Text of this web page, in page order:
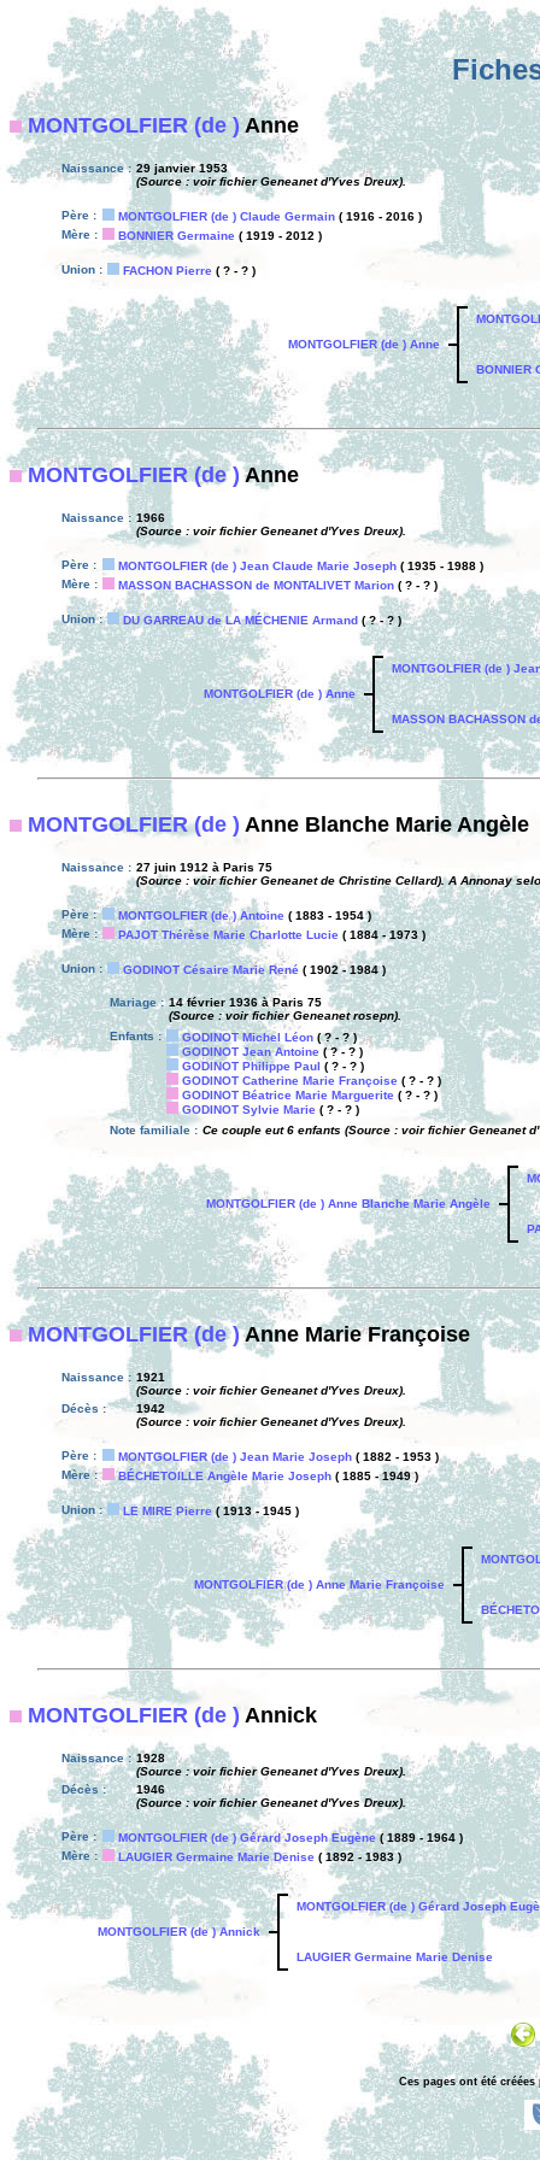
MONTGOLFIER (de )Anne
Naissance : 29 janvier 1953
(Source : voir fichier Geneanet d'Yves Dreux).
Père : MONTGOLFIER (de ) Claude Germain ( 1916 - 2016 )
Mère :
BONNIER Germaine ( 1919 - 2012 )
Union : FACHON Pierre ( ? - ? )
MONTGOLFIER (de ) Anne
BONNIER
MONTGOLFIER (de )Anne
Naissance : 1966
(Source : voir fichier Geneanet d'Yves Dreux).
Père : MONTGOLFIER (de ) Jean Claude Marie Joseph ( 1935 - 1988 )
Mère :
MASSON BACHASSON de MONTALIVET Marion ( ? - ? )
Union : DU GARREAU de LA MÉCHENIE Armand ( ? - ? )
MONTGOLFIER (de ) Anne
MONTGOLFIER (de )
MASSON BACHASSON
MONTGOLFIER (de ) Anne Blanche Marie Angèle
Naissance : 27 juin 1912 à Paris 75
(Source : voir fichier Geneanet de Christine Cellard). A Annonay
Père : MONTGOLFIER (de ) Antoine ( 1883 - 1954 )
Mère :
PAJOT Thérèse Marie Charlotte Lucie ( 1884 - 1973 )
Union : GODINOT Césaire Marie René ( 1902 - 1984 )
Mariage : 14 février 1936 à Paris 75
(Source : voir fichier Geneanet rosepn).
Enfants :
GODINOT Michel Léon ( ? - ? )
GODINOT Jean Antoine ( ? - ? )
GODINOT Philippe Paul ( ? - ? )
GODINOT Catherine Marie Françoise ( ? - ? )
GODINOT Béatrice Marie Marguerite ( ? - ? )
GODINOT Sylvie Marie ( ? - ? )
Note familiale : Ce couple eut 6 enfants (Source : voir fichier Geneanet
MONTGOLFIER (de ) Anne Blanche Marie Angèle
MONTGOLFIER (de )Anne Marie Françoise
Naissance : 1921
(Source : voir fichier Geneanet d'Yves Dreux).
Décès :
1942
(Source : voir fichier Geneanet d'Yves Dreux).
Père : MONTGOLFIER (de ) Jean Marie Joseph ( 1882 - 1953 )
Mère :
BÉCHETOILLE Angèle Marie Joseph ( 1885 - 1949 )
Union : LE MIRE Pierre ( 1913 - 1945 )
MONTGOLFIER (de ) Anne Marie Françoise
MONTGOLFIER (de ) Annick
Naissance : 1928
(Source : voir fichier Geneanet d'Yves Dreux).
Décès :
1946
(Source : voir fichier Geneanet d'Yves Dreux).
Père : MONTGOLFIER (de ) Gérard Joseph Eugène( 1889 - 1964 )
Mère :
LAUGIER Germaine Marie Denise ( 1892 - 1983 )
MONTGOLFIER (de ) Annick
MONTGOLFIER (de ) Gérard Joseph
LAUGIER Germaine Marie Denise
Ces pages ont été